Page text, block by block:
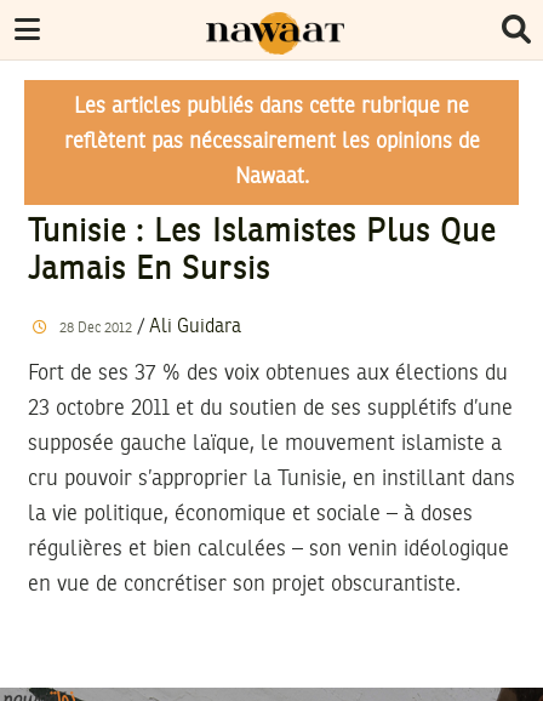
Les articles publiés dans cette rubrique ne
reflètent pas nécessairement les opinions de
Nawaat.
Tunisie : Les Islamistes Plus Que
Jamais En Sursis
28 Dec 2012/ Ali Guidara
Fort de ses 37 % des voix obtenues aux élections du
23 octobre 2011 et du soutien de ses supplétifs d’une
supposée gauche laïque, le mouvement islamiste a
cru pouvoir s’approprier la Tunisie, en instillant dans
la vie politique, économique et sociale – à doses
régulières et bien calculées – son venin idéologique
en vue de concrétiser son projet obscurantiste.